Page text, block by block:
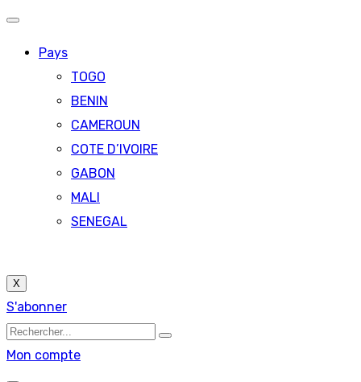
Pays
TOGO
BENIN
CAMEROUN
COTE D’IVOIRE
GABON
MALI
SENEGAL
X
S'abonner
Mon compte